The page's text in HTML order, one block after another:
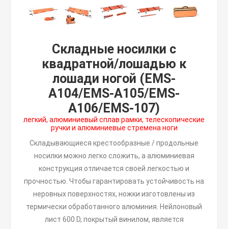
Складные носилки с
квадратной/лошадью к
лошади ногой (EMS-
A104/EMS-A105/EMS-
A106/EMS-107)
легкий, алюминиевый сплав рамки, телескопические
ручки и алюминиевые стремена ноги
Складывающиеся крестообразные / продольные
носилки можно легко сложить, а алюминиевая
конструкция отличается своей легкостью и
прочностью. Чтобы гарантировать устойчивость на
неровных поверхностях, ножки изготовлены из
термически обработанного алюминия. Нейлоновый
лист 600 D, покрытый винилом, является